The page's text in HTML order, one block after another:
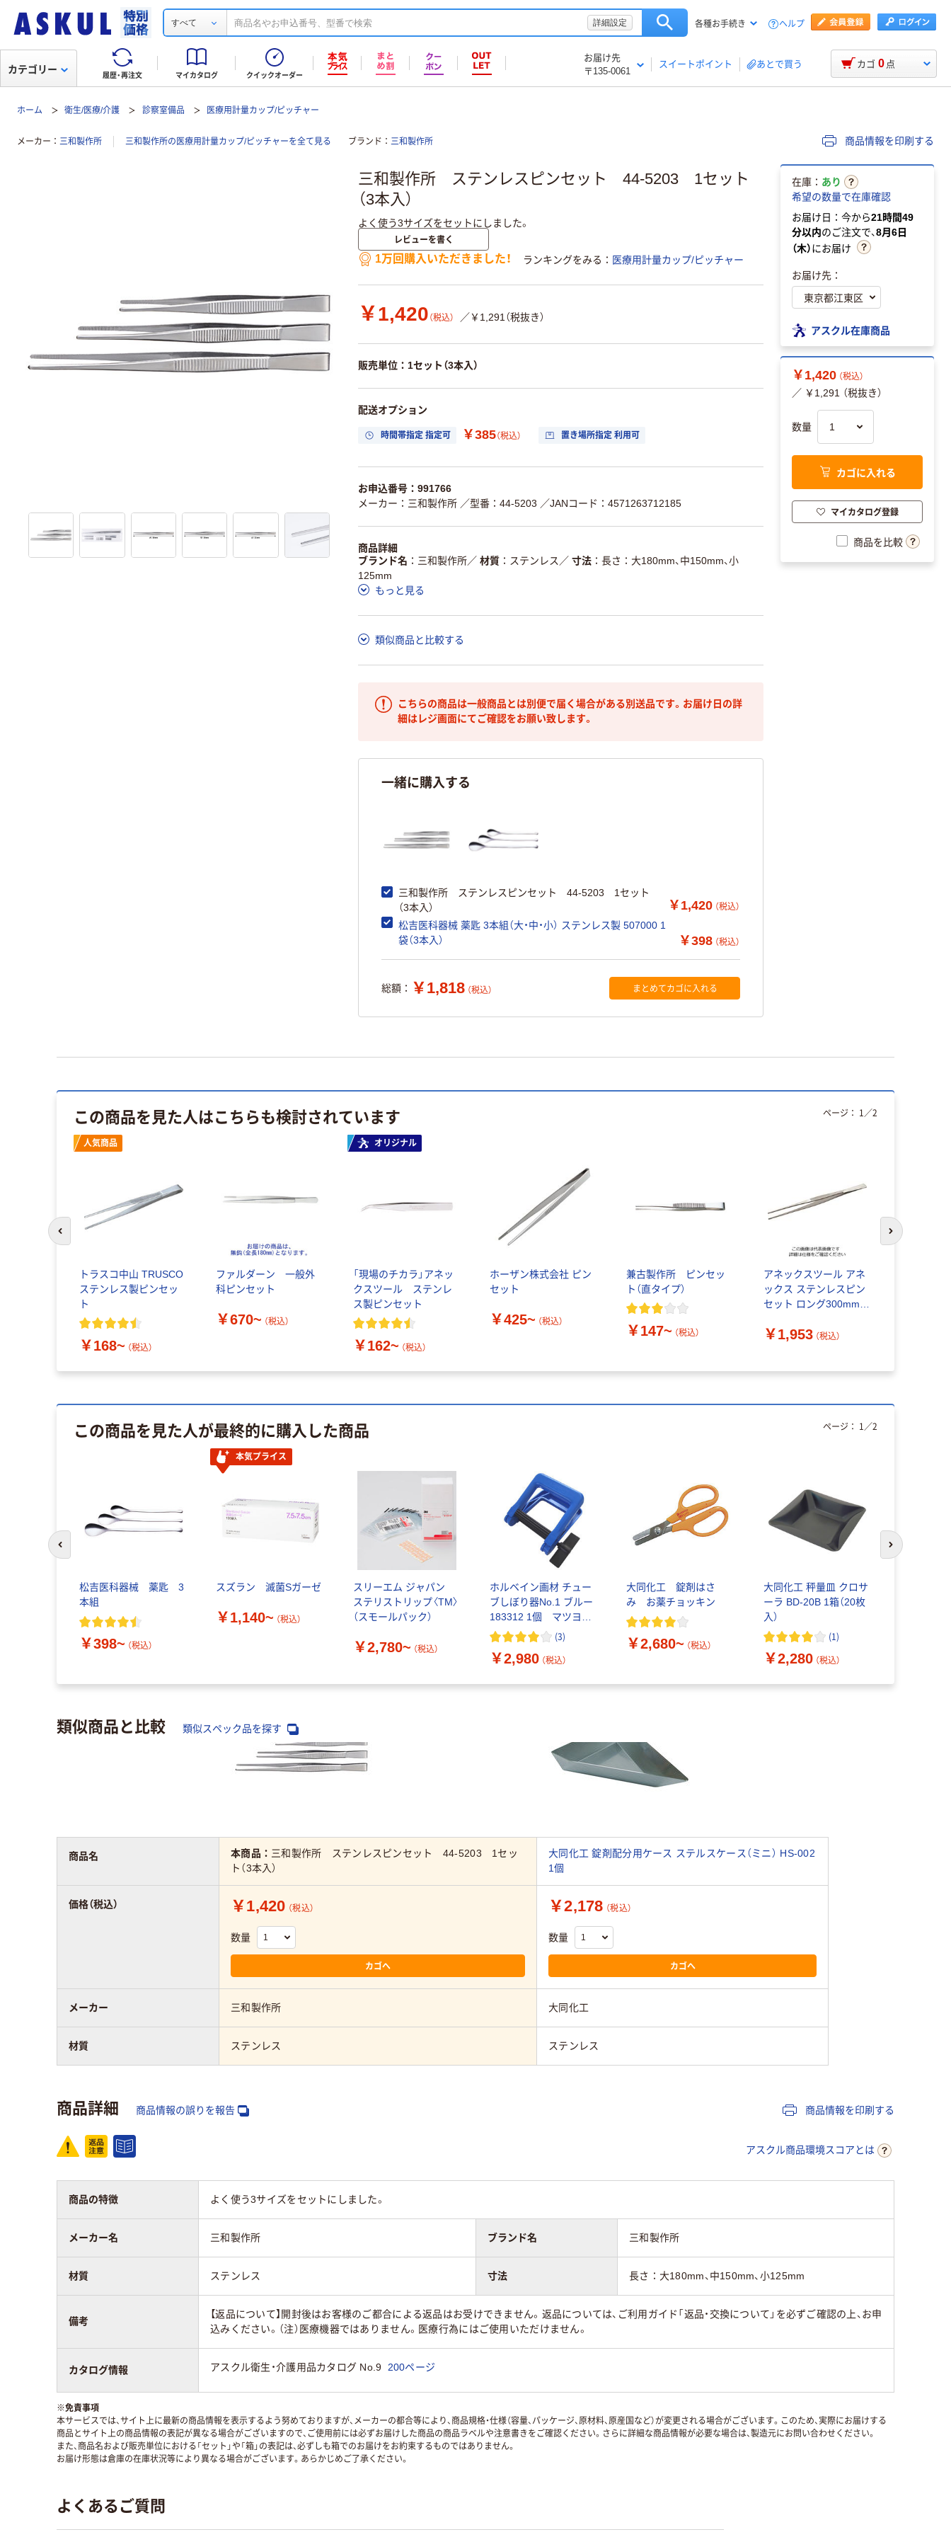
すべて 詳細設定 各種お手続き ヘルプ
履歴・再注文 マイカタログ クイックオーダー
お届け先
〒135-0061
スイートポイント あとで買う
カテゴリー カゴ 0 点
ホーム 衛生/医療/介護 診察室備品 医療用計量カップ/ピッチャー
メーカー 三和製作所 三和製作所の医療用計量カップ/ピッチャーを全て見る ブランド 三和製作所 商品情報を印刷する
三和製作所 ステンレスピンセット 44-5203 1セット
（3本入）
よく使う3サイズをセットにしました。
レビューを書く
1万回購入いただきました！
ランキングをみる 医療用計量カップ/ピッチャー
￥1,420 （税込） ／￥1,291（税抜き）
販売単位：1セット（3本入）
配送オプション
時間帯指定 指定可 ￥385（税込） 置き場所指定 利用可
お申込番号：991766
メーカー：三和製作所 ／型番：44-5203 ／JANコード：4571263712185
商品詳細
ブランド名
三和製作所／ 材質 ステンレス ／ 寸法
長さ：大180mm、中150mm、小
125mm
もっと見る
類似商品と比較する
こちらの商品は一般商品とは別便で届く場合がある別送品です。お届け日の詳
細はレジ画面にてご確認をお願い致します。
一緒に購入する
三和製作所 ステンレスピンセット 44-5203 1セット
（3本入）
￥1,420 （税込）
松吉医科器械 薬匙 3本組（大・中・小） ステンレス製 507000 1
袋（3本入）
￥398 （税込）
総額： ￥1,818 （税込） まとめてカゴに入れる
在庫： あり
希望の数量で在庫確認
お届け日：今から21時間49
分以内のご注文で、8月6日
（木）にお届け
お届け先：
アスクル在庫商品
￥1,420 （税込）
／ ￥1,291 （税抜き）
数量
カゴに入れる
マイカタログ登録
商品を比較
この商品を見た人はこちらも検討されています
人気商品
トラスコ中山 TRUSCO
ステンレス製ピンセッ
ト
￥168~ （税込）
ファルダーン 一般外
科ピンセット
￥670~ （税込）
オリジナル
「現場のチカラ」アネッ
クスツール ステンレ
ス製ピンセット
￥162~ （税込）
ホーザン株式会社 ピン
セット
￥425~ （税込）
兼古製作所 ピンセッ
ト（直タイプ）
￥147~ （税込）
アネックスツール アネ
ックス ステンレスピン
セット ロング300mm直
126-4182（直送品）
￥1,953 （税込）
ページ： 1 ／2
次のスライド
この商品を見た人が最終的に購入した商品
松吉医科器械 薬匙 3
本組
￥398~ （税込）
本気プライス
スズラン 滅菌Sガーゼ
￥1,140~ （税込）
スリーエム ジャパン
ステリストリップ〈TM〉
（スモールパック）
￥2,780~ （税込）
ホルベイン画材 チュー
ブしぼり器No.1 ブルー
183312 1個 マツヨシ
カタログ
(3)
￥2,980 （税込）
大同化工 錠剤はさ
み お薬チョッキン
￥2,680~ （税込）
大同化工 秤量皿 クロサ
ーラ BD-20B 1箱（20枚
入）
(1)
￥2,280 （税込）
ページ： 1 ／2
次のスライド
類似商品と比較 類似スペック品を探す
商品名 本商品： 三和製作所 ステンレスピンセット 44-5203 1セッ
ト（3本入）
大同化工 錠剤配分用ケース ステルスケース（ミニ） HS-002
1個
価格（税込） ￥1,420 （税込）
数量
カゴへ
￥2,178 （税込）
数量
カゴへ
メーカー 三和製作所 大同化工
材質 ステンレス ステンレス
商品詳細 商品情報の誤りを報告 商品情報を印刷する
アスクル商品環境スコアとは
商品の特徴 よく使う3サイズをセットにしました。
メーカー名 三和製作所 ブランド名 三和製作所
材質 ステンレス 寸法 長さ：大180mm、中150mm、小125mm
備考
【返品について】開封後はお客様のご都合による返品はお受けできません。返品については、ご利用ガイド「返品・交換について」を必ずご確認の上、お申
込みください。（注）医療機器ではありません。医療行為にはご使用いただけません。
カタログ情報 アスクル衛生・介護用品カタログ No.9 200ページ
※免責事項
本サービスでは、サイト上に最新の商品情報を表示するよう努めておりますが、メーカーの都合等により、商品規格・仕様（容量、パッケージ、原材料、原産国など）が変更される場合がございます。このため、実際にお届けする
商品とサイト上の商品情報の表記が異なる場合がございますので、ご使用前には必ずお届けした商品の商品ラベルや注意書きをご確認ください。さらに詳細な商品情報が必要な場合は、製造元にお問い合わせください。
また、商品名および販売単位における「セット」や「箱」の表記は、必ずしも箱でのお届けをお約束するものではありません。
お届け形態は倉庫の在庫状況等により異なる場合がございます。あらかじめご了承ください。
よくあるご質問